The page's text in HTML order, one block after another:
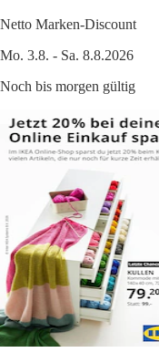
Netto Marken-Discount
Mo. 3.8. - Sa. 8.8.2026
Noch bis morgen gültig